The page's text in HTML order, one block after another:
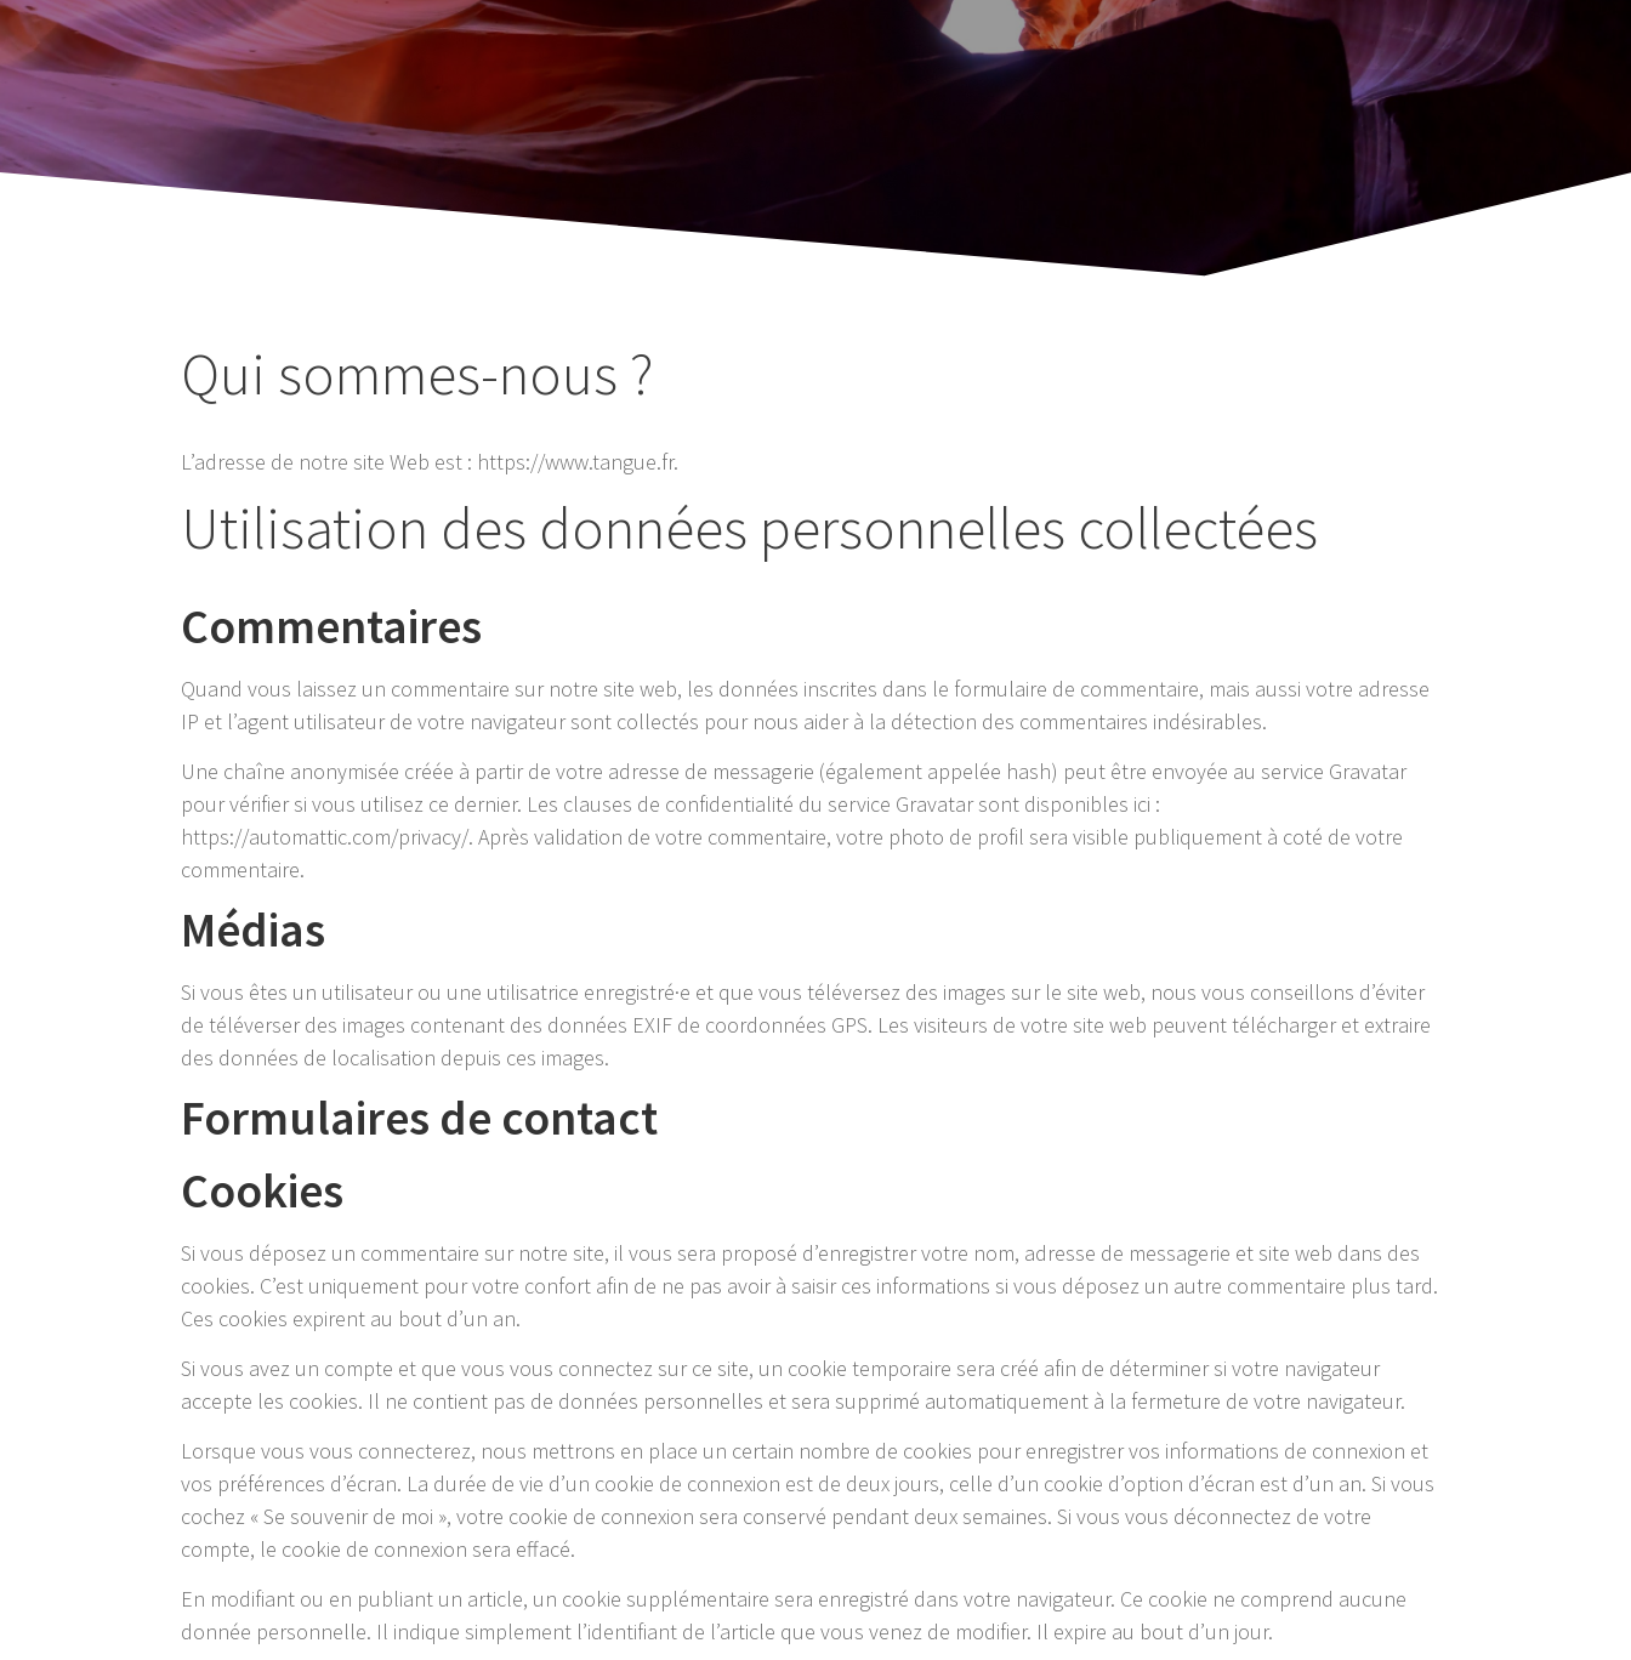
Qui sommes-nous ?
L’adresse de notre site Web est : https://www.tangue.fr.
Utilisation des données personnelles collectées
Commentaires
Quand vous laissez un commentaire sur notre site web, les données inscrites dans le formulaire de commentaire, mais aussi votre adresse
IP et l’agent utilisateur de votre navigateur sont collectés pour nous aider à la détection des commentaires indésirables.
Une chaîne anonymisée créée à partir de votre adresse de messagerie (également appelée hash) peut être envoyée au service Gravatar
pour vérifier si vous utilisez ce dernier. Les clauses de confidentialité du service Gravatar sont disponibles ici :
https://automattic.com/privacy/. Après validation de votre commentaire, votre photo de profil sera visible publiquement à coté de votre
commentaire.
Médias
Si vous êtes un utilisateur ou une utilisatrice enregistré·e et que vous téléversez des images sur le site web, nous vous conseillons d’éviter
de téléverser des images contenant des données EXIF de coordonnées GPS. Les visiteurs de votre site web peuvent télécharger et extraire
des données de localisation depuis ces images.
Formulaires de contact
Cookies
Si vous déposez un commentaire sur notre site, il vous sera proposé d’enregistrer votre nom, adresse de messagerie et site web dans des
cookies. C’est uniquement pour votre confort afin de ne pas avoir à saisir ces informations si vous déposez un autre commentaire plus tard.
Ces cookies expirent au bout d’un an.
Si vous avez un compte et que vous vous connectez sur ce site, un cookie temporaire sera créé afin de déterminer si votre navigateur
accepte les cookies. Il ne contient pas de données personnelles et sera supprimé automatiquement à la fermeture de votre navigateur.
Lorsque vous vous connecterez, nous mettrons en place un certain nombre de cookies pour enregistrer vos informations de connexion et
vos préférences d’écran. La durée de vie d’un cookie de connexion est de deux jours, celle d’un cookie d’option d’écran est d’un an. Si vous
cochez « Se souvenir de moi », votre cookie de connexion sera conservé pendant deux semaines. Si vous vous déconnectez de votre
compte, le cookie de connexion sera effacé.
En modifiant ou en publiant un article, un cookie supplémentaire sera enregistré dans votre navigateur. Ce cookie ne comprend aucune
donnée personnelle. Il indique simplement l’identifiant de l’article que vous venez de modifier. Il expire au bout d’un jour.